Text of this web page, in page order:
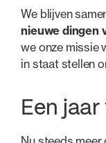
We blijven
nieuwe dingen
we onze missie
in staat stellen
Een